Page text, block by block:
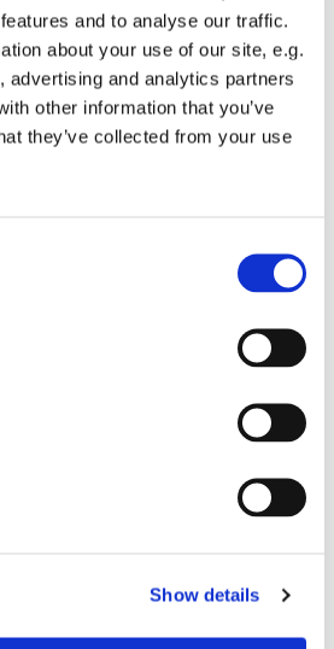
and to analyse our traffic.
about your use of our site, e.g.
advertising and analytics partners
other information that you’ve
they’ve collected from your use
Show details
только для тех резус-
у которых отец
положительный и
в ситуациях, когда
информация о резус-факторе
будущего ребенка. В нашей
может быть проведен
рас и происхождения причина
которую мы выявляем в своем
резус-положительным.
что все потомство этого
резус-положительным